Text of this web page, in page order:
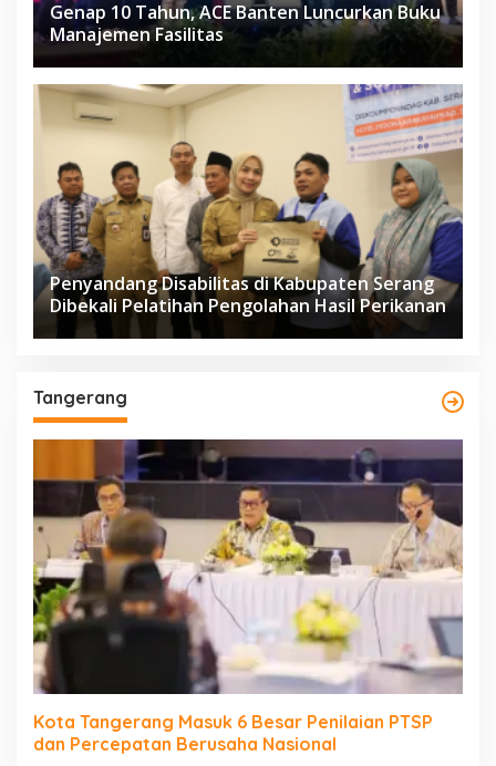
Genap 10 Tahun, ACE Banten Luncurkan Buku
Manajemen Fasilitas
Penyandang Disabilitas di Kabupaten Serang
Dibekali Pelatihan Pengolahan Hasil Perikanan
Tangerang
Kota Tangerang Masuk 6 Besar Penilaian PTSP
dan Percepatan Berusaha Nasional